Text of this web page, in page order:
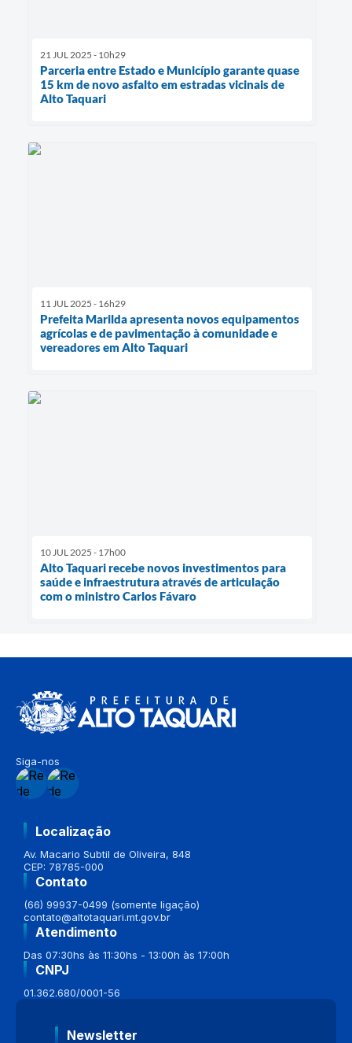
21 JUL 2025 - 10h29
Parceria entre Estado e Município garante quase
15 km de novo asfalto em estradas vicinais de
Alto Taquari
11 JUL 2025 - 16h29
Prefeita Marilda apresenta novos equipamentos
agrícolas e de pavimentação à comunidade e
vereadores em Alto Taquari
10 JUL 2025 - 17h00
Alto Taquari recebe novos investimentos para
saúde e infraestrutura através de articulação
com o ministro Carlos Fávaro
Siga-nos
Localização
Av. Macario Subtil de Oliveira, 848
CEP: 78785-000
Contato
(66) 99937-0499 (somente ligação)
contato@altotaquari.mt.gov.br
Atendimento
Das 07:30hs às 11:30hs - 13:00h às 17:00h
CNPJ
01.362.680/0001-56
Newsletter